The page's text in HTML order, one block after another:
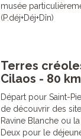
musée
(P.déj+Déj+Dîn)
Terres
Cilaos - 80
Départ pour Saint-
de découvrir des
Ravine Blanche ou
Deux pour le